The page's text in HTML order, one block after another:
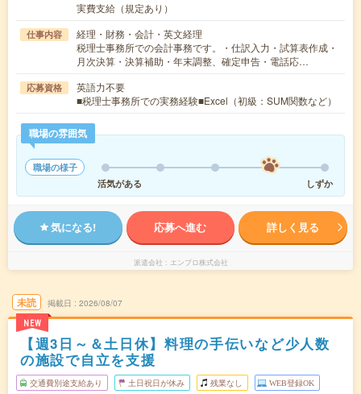
実費支給（規定あり）
仕事内容
経理・財務・会計・英文経理
税理士事務所での会計事務です。・仕訳入力・試算表作成・
月次決算・決算補助・年末調整、確定申告・電話応…
応募資格
英語力不要
■税理士事務所での実務経験■Excel（初級：SUM関数など）
職場の雰囲気
職場の様子
活気がある
しずか
気になる! 応募へ進む 詳しく見る
派遣会社 エンプロ株式会社
未読
NEW
掲載日 2026/08/07
【週3日～＆土日休】料理の手伝いなど少人数
の施設で自立を支援
交通費別途支給あり 土日祝日が休み 残業なし WEB登録OK